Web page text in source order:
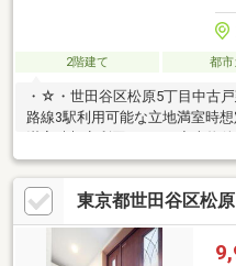
2階建て 都市
・☆・世田谷区松原5丁目中古
路線3駅利用可能な立地満室時
の開口で接していないため再建
ッフよりご案内いたします。≪
お問い合わせ下さい。本物件に
したら、お気軽にお問い合わせ
しております。
東京都世田谷区松